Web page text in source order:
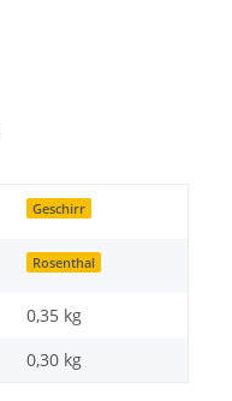
Geschirr
Rosenthal
0,35 kg
0,30 kg